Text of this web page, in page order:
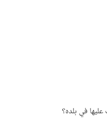
في بلده؟